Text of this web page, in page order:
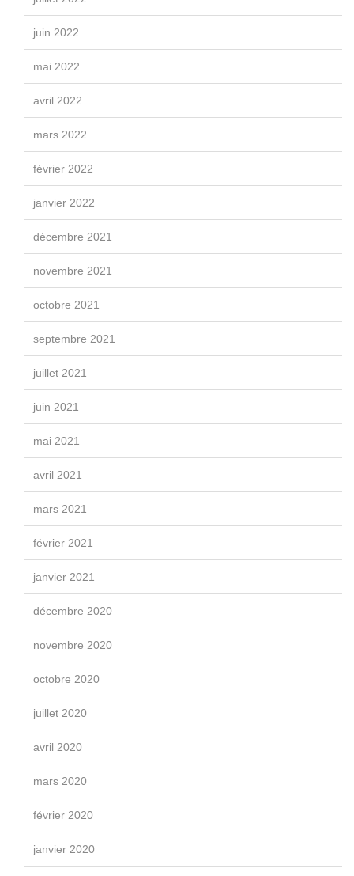
juin 2022
mai 2022
avril 2022
mars 2022
février 2022
janvier 2022
décembre 2021
novembre 2021
octobre 2021
septembre 2021
juillet 2021
juin 2021
mai 2021
avril 2021
mars 2021
février 2021
janvier 2021
décembre 2020
novembre 2020
octobre 2020
juillet 2020
avril 2020
mars 2020
février 2020
janvier 2020